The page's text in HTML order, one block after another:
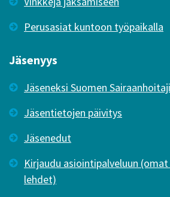
Perusasiat kuntoon työpaikalla
Jäsenyys
Jäseneksi Suomen
Jäsentietojen päivitys
Jäsenedut
Kirjaudu asiointipalveluun
lehdet)